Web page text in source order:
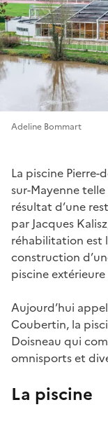
Adeline Bommart
La piscine
sur-Mayenne
résultat d’une
par Jacques
réhabilitation est
construction
piscine
Aujourd’hui
Coubertin, la
Doisneau qui
omnisports et
La piscine